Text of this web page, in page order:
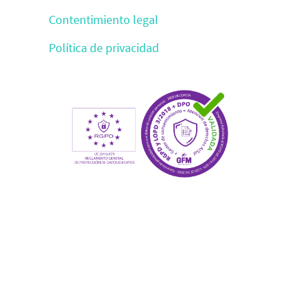
Contentimiento legal
Política de privacidad